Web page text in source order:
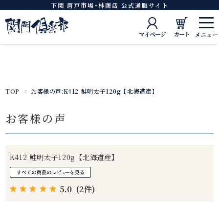
下関 唐戸市場･林商店 公式通販サイト
マイページ カート
TOP お客様の声:K412 鮭明太子120g【北海道産】
お客様の声
K412 鮭明太子120g【北海道産】
5.0 (2件)